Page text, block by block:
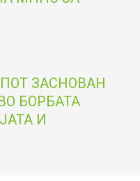
ЗАСНОВАН
БОРБАТА
И